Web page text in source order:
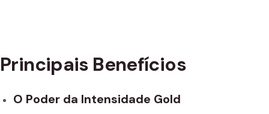
Principais Benefícios
O Poder da Intensidade Gold